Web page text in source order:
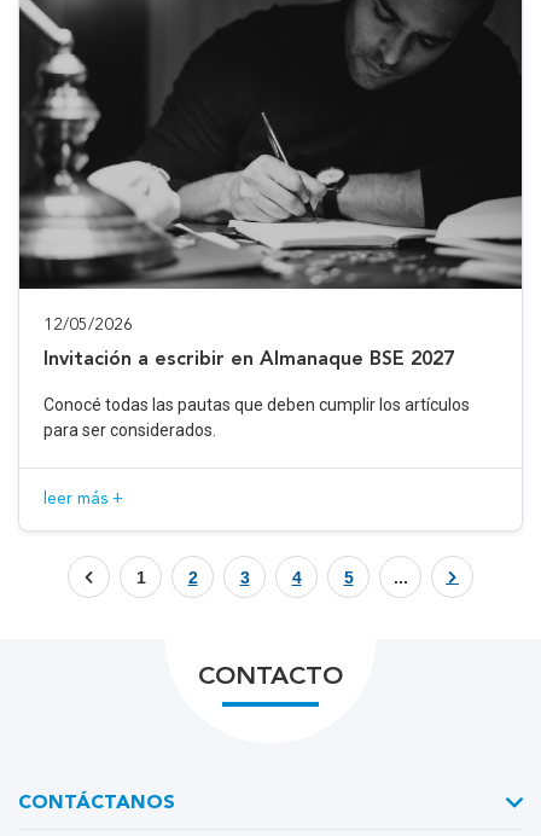
12/05/2026
Invitación a escribir en Almanaque BSE 2027
Conocé todas las pautas que deben cumplir los artículos
para ser considerados.
leer más +
1 2 3 4 5 ...
CONTACTO
CONTÁCTANOS